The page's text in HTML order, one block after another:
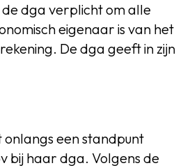
dga verplicht om alle
eigenaar is van het
De dga geeft in zijn
een standpunt
bij haar dga. Volgens de